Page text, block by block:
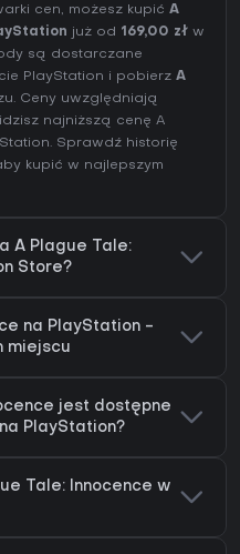
cen, możesz kupić A
już od 169,00 zł w
są dostarczane
PlayStation i pobierz A
Ceny uwzględniają
najniższą cenę A
. Sprawdź historię
kupić w najlepszym
A Plague Tale:
Store?
na PlayStation -
miejscu
jest dostępne
PlayStation?
Tale: Innocence w